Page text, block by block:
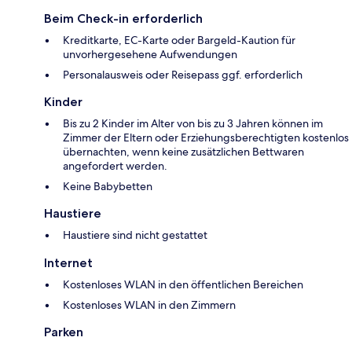
Beim Check-in erforderlich
Kreditkarte, EC-Karte oder Bargeld-Kaution für
unvorhergesehene Aufwendungen
Personalausweis oder Reisepass ggf. erforderlich
Kinder
Bis zu 2 Kinder im Alter von bis zu 3 Jahren können im
Zimmer der Eltern oder Erziehungsberechtigten kostenlos
übernachten, wenn keine zusätzlichen Bettwaren
angefordert werden.
Keine Babybetten
Haustiere
Haustiere sind nicht gestattet
Internet
Kostenloses WLAN in den öffentlichen Bereichen
Kostenloses WLAN in den Zimmern
Parken